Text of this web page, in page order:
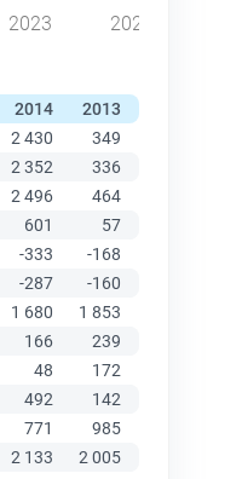
2023 2024
2014 2013